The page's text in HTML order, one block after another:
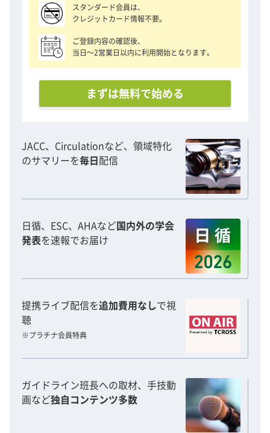
スタンダード会員は、
クレジットカード情報不要。
ご登録内容の確認後、
当日〜2営業日以内に利用開始となります。
まずは無料で始める
JACC、Circulationなど、領域特化
のサマリーを毎日 配信
日循、ESC、AHAなど国内外の学会
発表を速報でお届け
提携ライブ配信を追加費用なしで視
聴
※プラチナ会員特典
ガイドライン班長への取材、手技動
画など独自コンテンツ多数